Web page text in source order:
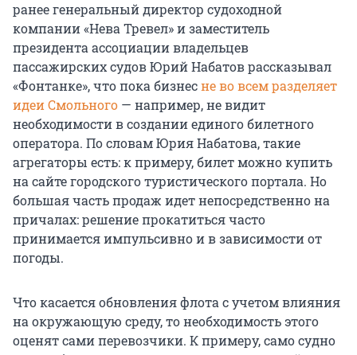
ранее генеральный директор судоходной
компании «Нева Тревел» и заместитель
президента ассоциации владельцев
пассажирских судов Юрий Набатов рассказывал
«Фонтанке», что пока бизнесне во всем разделяет
идеи Смольного — например, не видит
необходимости в создании единого билетного
оператора. По словам Юрия Набатова, такие
агрегаторы есть: к примеру, билет можно купить
на сайте городского туристического портала. Но
большая часть продаж идет непосредственно на
причалах: решение прокатиться часто
принимается импульсивно и в зависимости от
погоды.
Что касается обновления флота с учетом влияния
на окружающую среду, то необходимость этого
оценят сами перевозчики. К примеру, само судно